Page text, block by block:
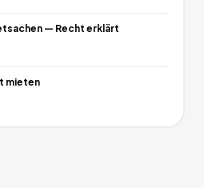
— Recht erklärt
mieten